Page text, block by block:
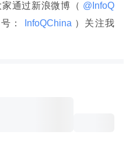
家通过新浪微博（
： InfoQChina ）关注我